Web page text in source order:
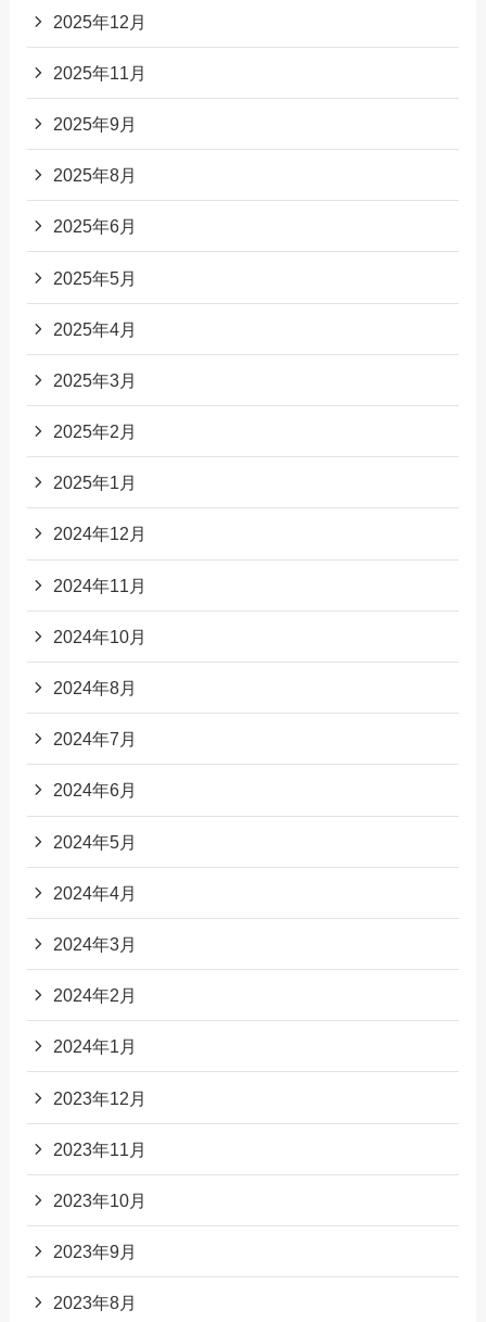
2025年12月
2025年11月
2025年9月
2025年8月
2025年6月
2025年5月
2025年4月
2025年3月
2025年2月
2025年1月
2024年12月
2024年11月
2024年10月
2024年8月
2024年7月
2024年6月
2024年5月
2024年4月
2024年3月
2024年2月
2024年1月
2023年12月
2023年11月
2023年10月
2023年9月
2023年8月